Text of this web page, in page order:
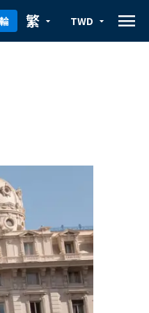
arrow_drop_down
繁 arrow_drop_down
TWD menu